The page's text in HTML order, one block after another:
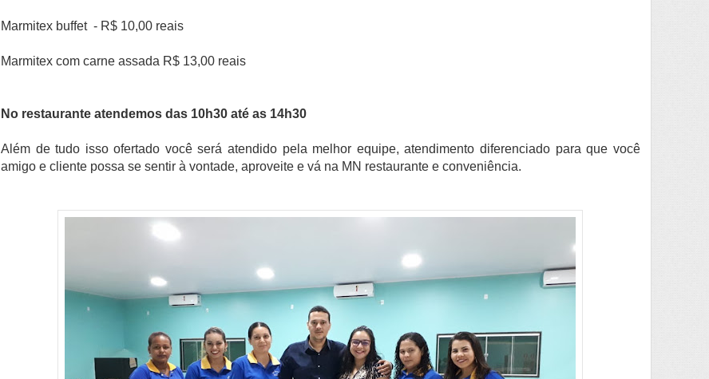
Marmitex buffet - R$ 10,00 reais
Marmitex com carne assada R$ 13,00 reais
No restaurante atendemos das 10h30 até as 14h30
Além de tudo isso ofertado você será atendido pela melhor equipe, atendimento diferenciado para que você
amigo e cliente possa se sentir à vontade, aproveite e vá na MN restaurante e conveniência.